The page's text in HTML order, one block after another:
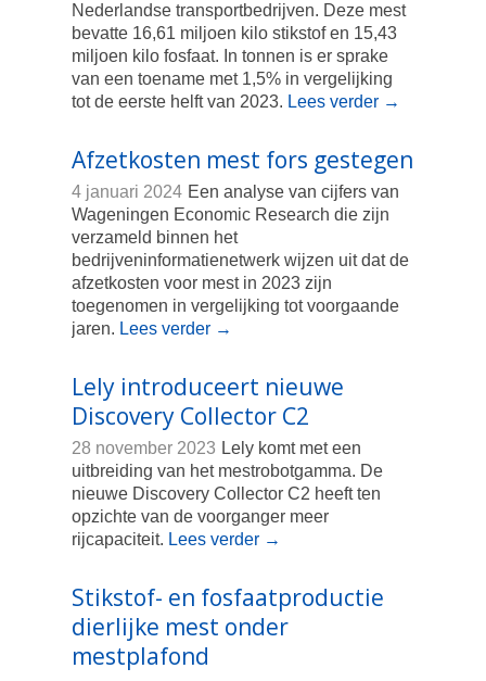
Nederlandse transportbedrijven. Deze mest
bevatte 16,61 miljoen kilo stikstof en 15,43
miljoen kilo fosfaat. In tonnen is er sprake
van een toename met 1,5% in vergelijking
tot de eerste helft van 2023. Lees verder →
Afzetkosten mest fors gestegen
4 januari 2024 Een analyse van cijfers van
Wageningen Economic Research die zijn
verzameld binnen het
bedrijveninformatienetwerk wijzen uit dat de
afzetkosten voor mest in 2023 zijn
toegenomen in vergelijking tot voorgaande
jaren. Lees verder →
Lely introduceert nieuwe
Discovery Collector C2
28 november 2023 Lely komt met een
uitbreiding van het mestrobotgamma. De
nieuwe Discovery Collector C2 heeft ten
opzichte van de voorganger meer
rijcapaciteit. Lees verder →
Stikstof- en fosfaatproductie
dierlijke mest onder
mestplafond